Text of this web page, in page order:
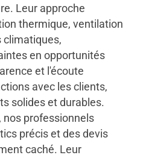
Leur approche
thermique, ventilation
climatiques,
en opportunités
et l'écoute
avec les clients,
solides et durables.
nos professionnels
précis et des devis
caché. Leur